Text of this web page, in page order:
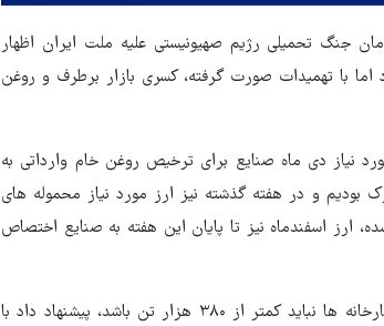
جنگ تحمیلی رژیم صهیونیستی علیه ملت ایران اظهار
با تهمیدات صورت گرفته، کسری بازار برطرف و روغن
نیاز دی ماه صنایع برای ترخیص روغن خام وارداتی به
و در هفته گذشته نیز ارز مورد نیاز محموله های
ارز اسفندماه نیز تا پایان این هفته به صنایع اختصاص
شریفی با یادآوری اینکه حداقل موجودی روغن خام در بنادر و کارخانه ها نباید کمتر از ۳۸۰ هزار تن باشد، پیشنهاد داد با